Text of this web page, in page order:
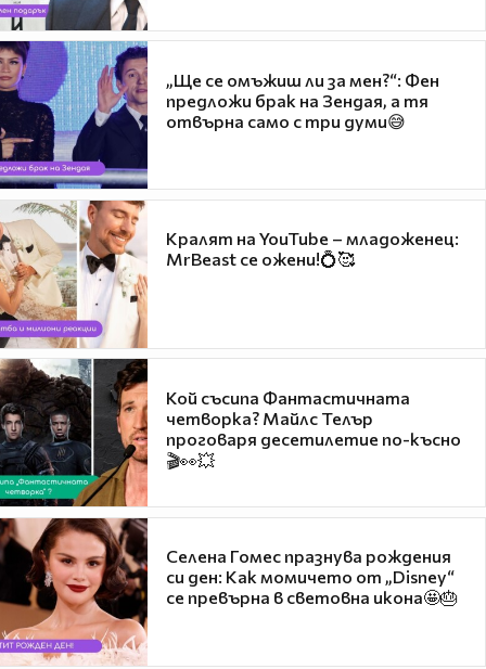
„Ще се омъжиш ли за мен?“: Фен
предложи брак на Зендая, а тя
отвърна само с три думи😅
Кралят на YouTube – младоженец:
MrBeast се ожени!💍🥰
Кой съсипа Фантастичната
четворка? Майлс Телър
проговаря десетилетие по-късно
🎬👀💥
Селена Гомес празнува рождения
си ден: Как момичето от „Disney“
се превърна в световна икона🤩🎂